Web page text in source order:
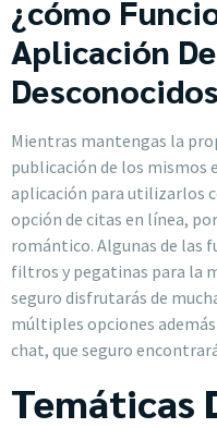
¿cómo
Aplicación
Mientras mantengas la
publicación de los mismos
aplicación para utilizarlos
opción de citas en línea,
romántico. Algunas de las
filtros y pegatinas para la
seguro disfrutarás de
múltiples opciones
chat, que seguro
Temáticas